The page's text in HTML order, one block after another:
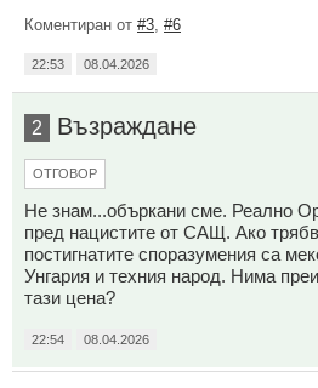
Коментиран от #3 #6
22:53 08.04.2026
2 Възраждане
ОТГОВОР
Не знам...объркани сме. Реално
пред нацистите от САЩ. Ако
постигнатите споразумения са
Унгария и техния народ. Нима
тази цена?
22:54 08.04.2026